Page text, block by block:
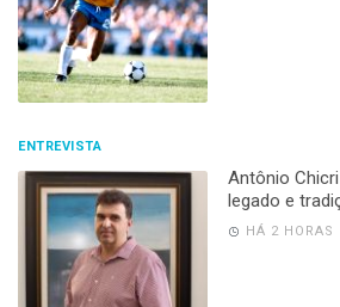
ENTREVISTA
Antônio
legado e
HÁ 2 HORAS